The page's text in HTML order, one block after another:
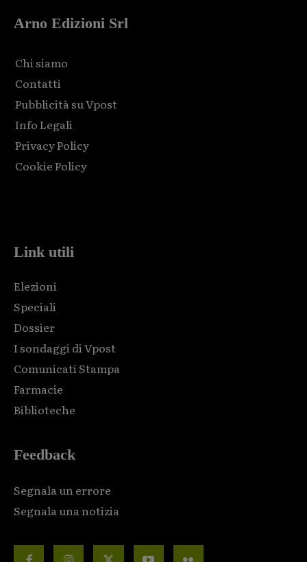
Arno Edizioni Srl
Chi siamo
Contatti
Pubblicità su Vpost
Info Legali
Privacy Policy
Cookie Policy
Link utili
Elezioni
Speciali
Dossier
I sondaggi di Vpost
Comunicati Stampa
Farmacie
Biblioteche
Feedback
Segnala un errore
Segnala una notizia